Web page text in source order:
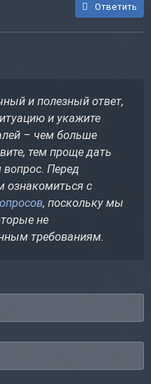
Ответить
и полезный ответ,
и укажите
– чем больше
тем проще дать
Перед
ознакомиться с
, поскольку мы
не
требованиям.